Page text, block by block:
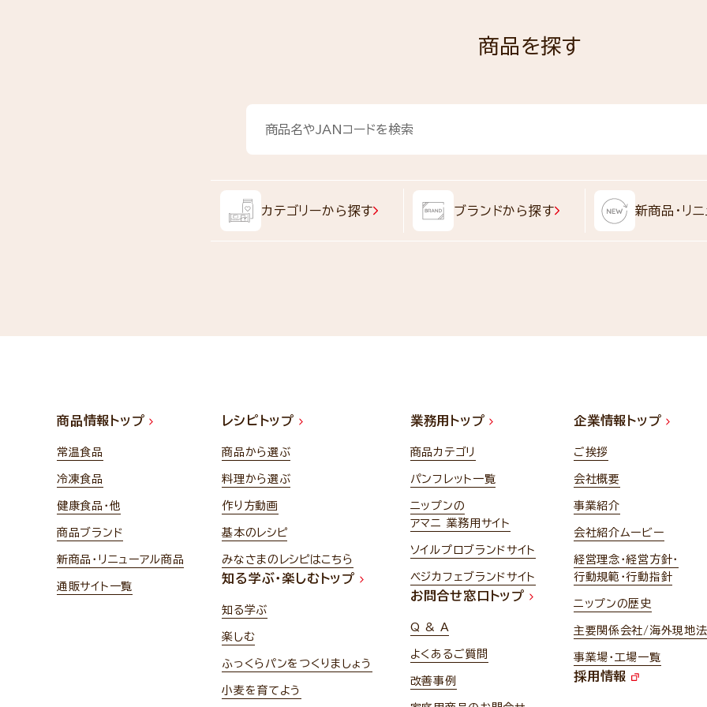
商品を探す
カテゴリーから探す ブランドから探す 新商品・リ
商品情報トップ
常温食品
冷凍食品
健康食品・他
商品ブランド
新商品・リニューアル商品
通販サイト一覧
レシピトップ
商品から選ぶ
料理から選ぶ
作り方動画
基本のレシピ
みなさまのレシピはこちら
知る学ぶ・楽しむトップ
知る学ぶ
楽しむ
ふっくらパンをつくりましょう
小麦を育てよう
業務用トップ
商品カテゴリ
パンフレット一覧
ニップンの
アマニ 業務用サイト
ソイルプロブランドサイト
ベジカフェブランドサイト
お問合せ窓口トップ
Q & A
よくあるご質問
改善事例
企業情報トップ
ご挨拶
会社概要
事業紹介
会社紹介ムービー
経営理念・経営方針・
行動規範・行動指針
ニップンの歴史
主要関係会社/海外現地
事業場・工場一覧
採用情報